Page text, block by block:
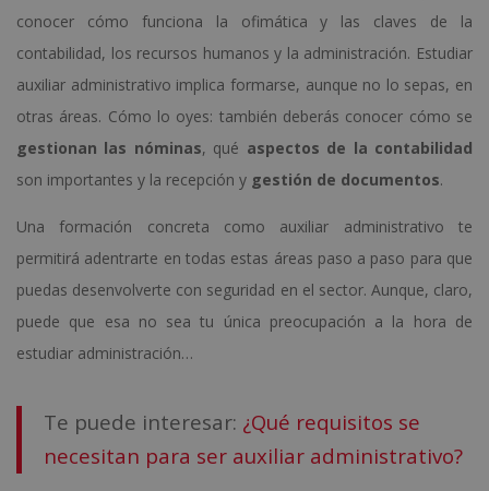
conocer cómo funciona la ofimática y las claves de la
contabilidad, los recursos humanos y la administración. Estudiar
auxiliar administrativo implica formarse, aunque no lo sepas, en
otras áreas. Cómo lo oyes: también deberás conocer cómo se
gestionan las nóminas, qué aspectos de la contabilidad
son importantes y la recepción y gestión de documentos.
Una formación concreta como auxiliar administrativo te
permitirá adentrarte en todas estas áreas paso a paso para que
puedas desenvolverte con seguridad en el sector. Aunque, claro,
puede que esa no sea tu única preocupación a la hora de
estudiar administración…
Te puede interesar: ¿Qué requisitos se
necesitan para ser auxiliar administrativo?